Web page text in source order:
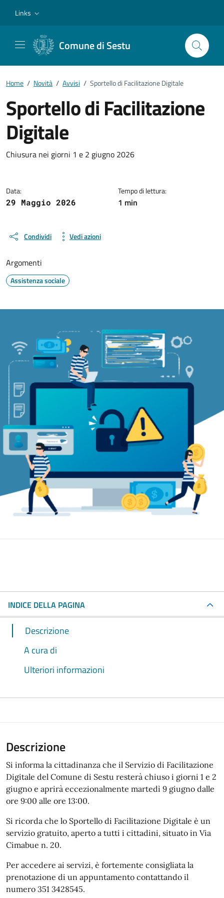
Links
Comune di Sestu
Home / Novità / Avvisi / Sportello di Facilitazione Digitale
Sportello di Facilitazione
Digitale
Dettagli della notizia
Chiusura nei giorni 1 e 2 giugno 2026
Data:
29 Maggio 2026
Tempo di lettura:
1 min
Condividi Vedi azioni
Argomenti
Assistenza sociale
INDICE DELLA PAGINA
Descrizione
A cura di
Ulteriori informazioni
Descrizione
Si informa la cittadinanza che il Servizio di Facilitazione
Digitale del Comune di Sestu resterà chiuso i giorni 1 e 2
giugno e aprirà eccezionalmente martedì 9 giugno dalle
ore 9:00 alle ore 13:00.
Si ricorda che lo Sportello di Facilitazione Digitale è un
servizio gratuito, aperto a tutti i cittadini, situato in Via
Cimabue n. 20.
Per accedere ai servizi, è fortemente consigliata la
prenotazione di un appuntamento contattando il
numero 351 3428545.